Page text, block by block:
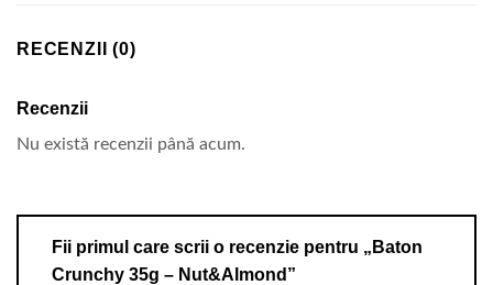
RECENZII (0)
Recenzii
Nu există recenzii până acum.
Fii primul care scrii o recenzie pentru „Baton
Crunchy 35g – Nut&Almond”